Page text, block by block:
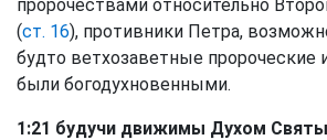
пророчествами относительно
(ст. 16), противники Петра,
будто ветхозаветные пророческие
были богодухновенными.
1:21 будучи движимы Духом